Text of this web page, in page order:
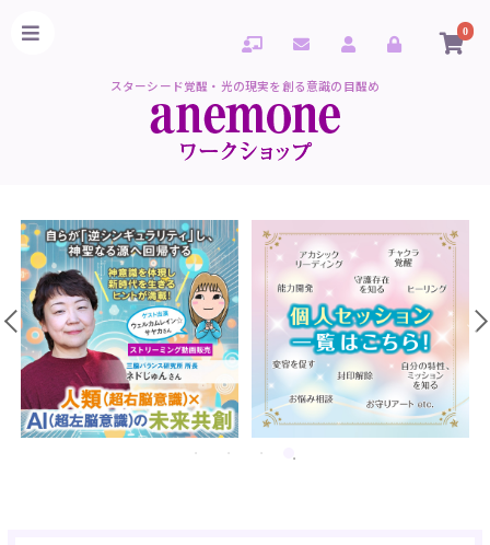
0
スターシード覚醒・光の現実を創る意識の目醒め